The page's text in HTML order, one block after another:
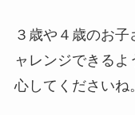
３歳や４歳のお
ャレンジできる
心してくださいね。